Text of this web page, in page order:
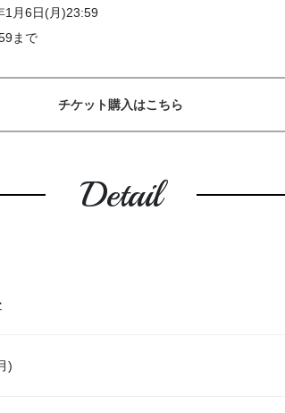
1月6日(月)23:59
まで
チケット購入はこちら
Detail
)